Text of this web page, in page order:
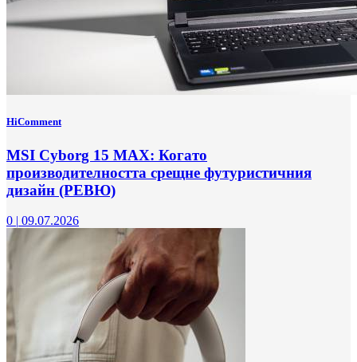
HiComment
MSI Cyborg 15 MAX: Когато
производителността срещне футуристичния
дизайн (РЕВЮ)
0 | 09.07.2026